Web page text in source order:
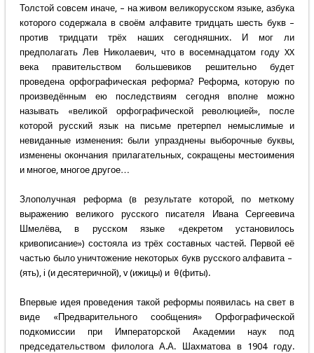
Толстой совсем иначе, – на живом великорусском языке, азбука
которого содержала в своём алфавите тридцать шесть букв –
против тридцати трёх наших сегодняшних. И мог ли
предполагать Лев Николаевич, что в восемнадцатом году XX
века правительством большевиков решительно будет
проведена орфографическая реформа? Реформа, которую по
произведённым ею последствиям сегодня вполне можно
называть «великой орфографической революцией», после
которой русский язык на письме претерпел немыслимые и
невиданные изменения: были упразднены выборочные буквы,
изменены окончания прилагательных, сокращены местоимения
и многое, многое другое…
Злополучная реформа (в результате которой, по меткому
выражению великого русского писателя Ивана Сергеевича
Шмелёва, в русском языке «декретом установилось
кривописание») состояла из трёх составных частей. Первой её
частью было уничтожение некоторых букв русского алфавита –
(ять), i (и десятеричной), v (ижицы) и θ(фиты).
Впервые идея проведения такой реформы появилась на свет в
виде «Предварительного сообщения» Орфографической
подкомиссии при Императорской Академии наук под
председательством филолога А.А. Шахматова в 1904 году.